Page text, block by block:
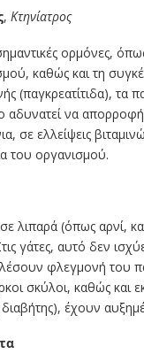
, Κτηνίατρος
ορμόνες,
καθώς και τη
(παγκρεατίτιδα), τα
αδυνατεί να
ελλείψεις
του οργανισμού.
(όπως αρνί,
γάτες, αυτό δεν
φλεγμονή του
σκύλοι, καθώς και
έχουν